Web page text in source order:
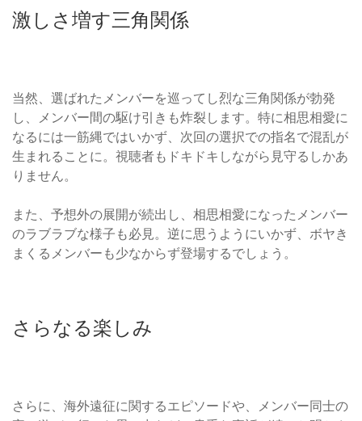
激しさ増す三角関係
当然、選ばれたメンバーを巡ってし烈な三角関係が勃発
し、メンバー間の駆け引きも炸裂します。特に相思相愛に
なるには一筋縄ではいかず、次回の選択での指名で混乱が
生まれることに。視聴者もドキドキしながら見守るしかあ
りません。
また、予想外の展開が続出し、相思相愛になったメンバー
のラブラブな様子も必見。逆に思うようにいかず、ボヤき
まくるメンバーも少なからず登場するでしょう。
さらなる楽しみ
さらに、海外遠征に関するエピソードや、メンバー同士の